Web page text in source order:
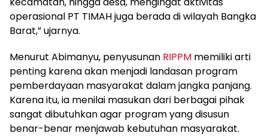
operasional PT TIMAH juga berada di wilayah Bangka
Barat,” ujarnya.
Menurut Abimanyu, penyusunan RIPPM memiliki arti
penting karena akan menjadi landasan program
pemberdayaan masyarakat dalam jangka panjang.
Karena itu, ia menilai masukan dari berbagai pihak
sangat dibutuhkan agar program yang disusun
benar-benar menjawab kebutuhan masyarakat.